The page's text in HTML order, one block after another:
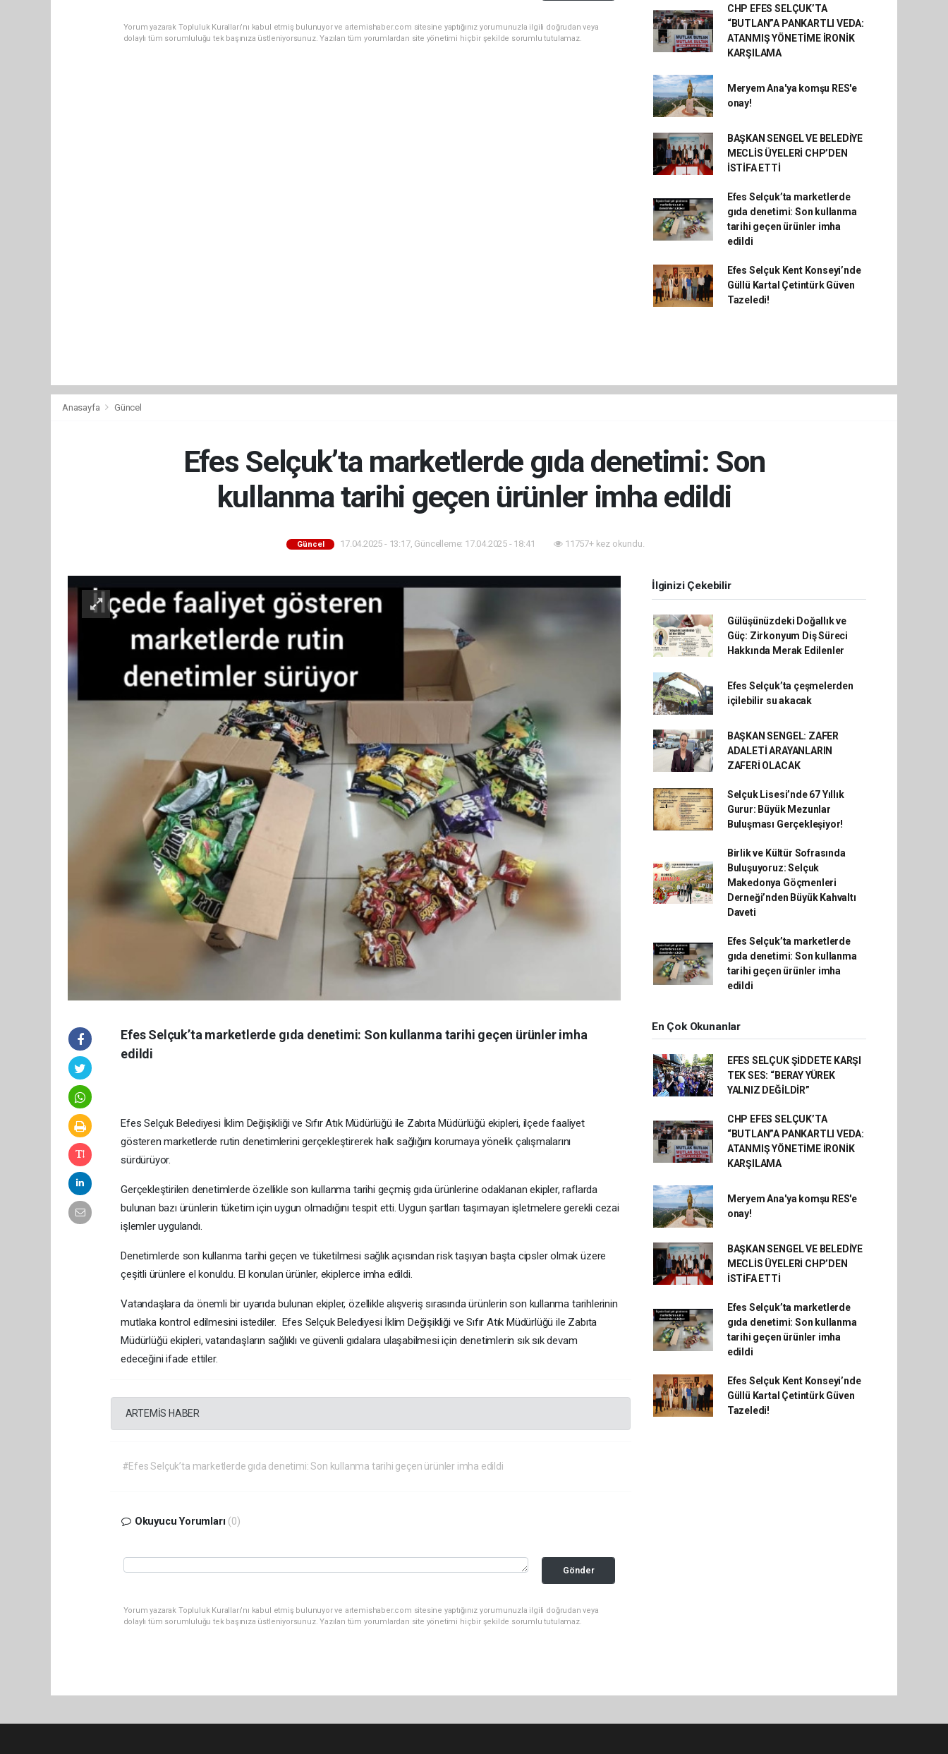
Yorum yazarak Topluluk Kuralları’nı kabul etmiş bulunuyor ve artemishaber.com sitesine yaptığınız yorumunuzla ilgili doğrudan veya
dolaylı tüm sorumluluğu tek başınıza üstleniyorsunuz. Yazılan tüm yorumlardan site yönetimi hiçbir şekilde sorumlu tutulamaz.
CHP EFES SELÇUK’TA
“BUTLAN”A PANKARTLI VEDA:
ATANMIŞ YÖNETİME İRONİK
KARŞILAMA
Meryem Ana'ya komşu RES'e
onay!
BAŞKAN SENGEL VE BELEDİYE
MECLİS ÜYELERİ CHP’DEN
İSTİFA ETTİ
Efes Selçuk’ta marketlerde
gıda denetimi: Son kullanma
tarihi geçen ürünler imha
edildi
Efes Selçuk Kent Konseyi’nde
Güllü Kartal Çetintürk Güven
Tazeledi!
Anasayfa Güncel
Efes Selçuk’ta marketlerde gıda denetimi: Son
kullanma tarihi geçen ürünler imha edildi
Güncel 17.04.2025 - 13:17, Güncelleme: 17.04.2025 - 18:41 11757+ kez okundu.
Efes Selçuk’ta marketlerde gıda denetimi: Son kullanma tarihi geçen ürünler imha
edildi
Efes Selçuk Belediyesi İklim Değişikliği ve Sıfır Atık Müdürlüğü ile Zabıta Müdürlüğü ekipleri, ilçede faaliyet
gösteren marketlerde rutin denetimlerini gerçekleştirerek halk sağlığını korumaya yönelik çalışmalarını
sürdürüyor.
Gerçekleştirilen denetimlerde özellikle son kullanma tarihi geçmiş gıda ürünlerine odaklanan ekipler, raflarda
bulunan bazı ürünlerin tüketim için uygun olmadığını tespit etti. Uygun şartları taşımayan işletmelere gerekli cezai
işlemler uygulandı.
Denetimlerde son kullanma tarihi geçen ve tüketilmesi sağlık açısından risk taşıyan başta cipsler olmak üzere
çeşitli ürünlere el konuldu. El konulan ürünler, ekiplerce imha edildi.
Vatandaşlara da önemli bir uyarıda bulunan ekipler, özellikle alışveriş sırasında ürünlerin son kullanma tarihlerinin
mutlaka kontrol edilmesini istediler. Efes Selçuk Belediyesi İklim Değişikliği ve Sıfır Atık Müdürlüğü ile Zabıta
Müdürlüğü ekipleri, vatandaşların sağlıklı ve güvenli gıdalara ulaşabilmesi için denetimlerin sık sık devam
edeceğini ifade ettiler.
ARTEMİS HABER
#Efes Selçuk’ta marketlerde gıda denetimi: Son kullanma tarihi geçen ürünler imha edildi
Okuyucu Yorumları (0)
Gönder
Yorum yazarak Topluluk Kuralları’nı kabul etmiş bulunuyor ve artemishaber.com sitesine yaptığınız yorumunuzla ilgili doğrudan veya
dolaylı tüm sorumluluğu tek başınıza üstleniyorsunuz. Yazılan tüm yorumlardan site yönetimi hiçbir şekilde sorumlu tutulamaz.
İlginizi Çekebilir
Gülüşünüzdeki Doğallık ve
Güç: Zirkonyum Diş Süreci
Hakkında Merak Edilenler
Efes Selçuk’ta çeşmelerden
içilebilir su akacak
BAŞKAN SENGEL: ZAFER
ADALETİ ARAYANLARIN
ZAFERİ OLACAK
Selçuk Lisesi’nde 67 Yıllık
Gurur: Büyük Mezunlar
Buluşması Gerçekleşiyor!
Birlik ve Kültür Sofrasında
Buluşuyoruz: Selçuk
Makedonya Göçmenleri
Derneği’nden Büyük Kahvaltı
Daveti
Efes Selçuk’ta marketlerde
gıda denetimi: Son kullanma
tarihi geçen ürünler imha
edildi
En Çok Okunanlar
EFES SELÇUK ŞİDDETE KARŞI
TEK SES: “BERAY YÜREK
YALNIZ DEĞİLDİR”
CHP EFES SELÇUK’TA
“BUTLAN”A PANKARTLI VEDA:
ATANMIŞ YÖNETİME İRONİK
KARŞILAMA
Meryem Ana'ya komşu RES'e
onay!
BAŞKAN SENGEL VE BELEDİYE
MECLİS ÜYELERİ CHP’DEN
İSTİFA ETTİ
Efes Selçuk’ta marketlerde
gıda denetimi: Son kullanma
tarihi geçen ürünler imha
edildi
Efes Selçuk Kent Konseyi’nde
Güllü Kartal Çetintürk Güven
Tazeledi!